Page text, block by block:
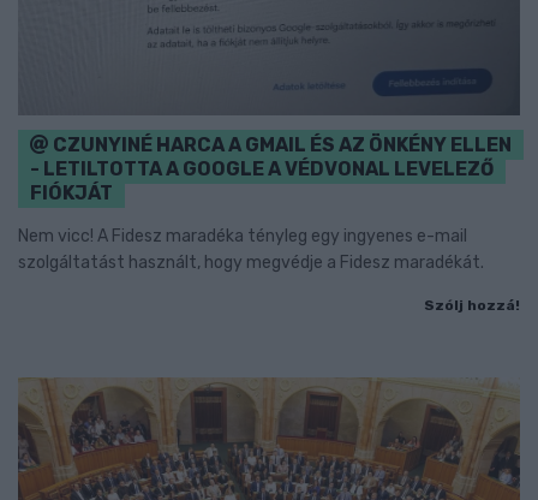
CZUNYINÉ HARCA A GMAIL ÉS AZ ÖNKÉNY ELLEN
- LETILTOTTA A GOOGLE A VÉDVONAL LEVELEZŐ
FIÓKJÁT
Nem vicc! A Fidesz maradéka tényleg egy ingyenes e-mail
szolgáltatást használt, hogy megvédje a Fidesz maradékát.
Szólj hozzá!